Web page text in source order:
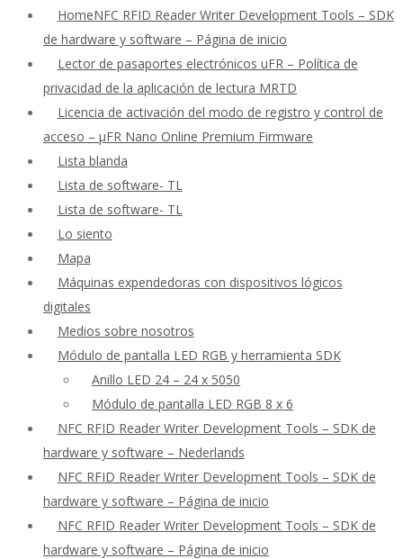
HomeNFC RFID Reader Writer Development Tools – SDK
de hardware y software – Página de inicio
Lector de pasaportes electrónicos uFR – Política de
privacidad de la aplicación de lectura MRTD
Licencia de activación del modo de registro y control de
acceso – μFR Nano Online Premium Firmware
Lista blanda
Lista de software- TL
Lista de software- TL
Lo siento
Mapa
Máquinas expendedoras con dispositivos lógicos
digitales
Medios sobre nosotros
Módulo de pantalla LED RGB y herramienta SDK
Anillo LED 24 – 24 x 5050
Módulo de pantalla LED RGB 8 x 6
NFC RFID Reader Writer Development Tools – SDK de
hardware y software – Nederlands
NFC RFID Reader Writer Development Tools – SDK de
hardware y software – Página de inicio
NFC RFID Reader Writer Development Tools – SDK de
hardware y software – Página de inicio